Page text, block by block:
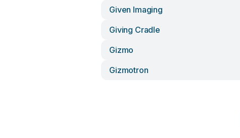
Given Imaging
Giving Cradle
Gizmo
Gizmotron